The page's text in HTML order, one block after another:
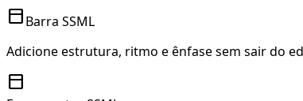
toolbarBarra SSML
Adicione estrutura, ritmo e ênfase sem sair do
toolbar